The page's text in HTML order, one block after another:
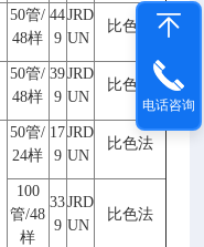
50管/
48样
44
9
JRD
UN
比色法
50管/
48样
39
9
JRD
UN
比色法
50管/
24样
17
9
JRD
UN
比色法
100
管/48
样
33
9
JRD
UN
比色法
电话咨询